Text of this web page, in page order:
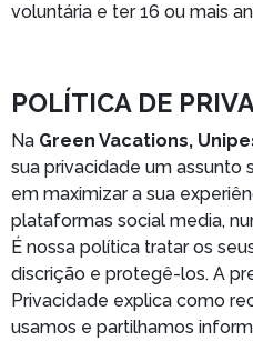
voluntária e ter 16 ou mais
POLÍTICA DE
Na Green Vacations,
sua privacidade um assunto
em maximizar a sua
plataformas social media,
É nossa política tratar os
discrição e protegê-los. A
Privacidade explica como
usamos e partilhamos